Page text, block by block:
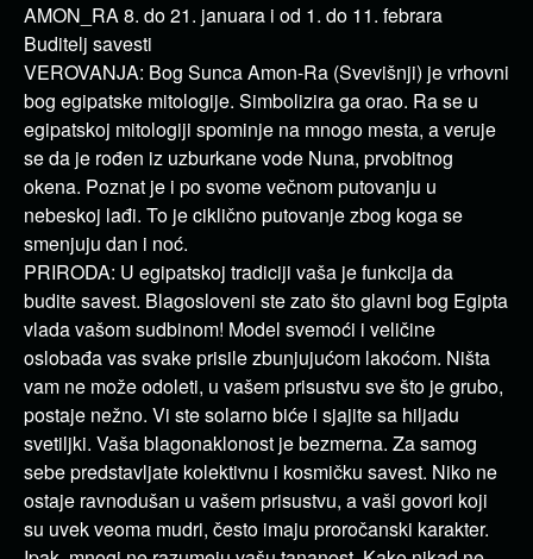
AMON_RA 8. do 21. januara i od 1. do 11. febrara
Buditelj savesti
VEROVANJA: Bog Sunca Amon-Ra (Svevišnji) je vrhovni
bog egipatske mitologije. Simbolizira ga orao. Ra se u
egipatskoj mitologiji spominje na mnogo mesta, a veruje
se da je rođen iz uzburkane vode Nuna, prvobitnog
okena. Poznat je i po svome večnom putovanju u
nebeskoj lađi. To je ciklično putovanje zbog koga se
smenjuju dan i noć.
PRIRODA: U egipatskoj tradiciji vaša je funkcija da
budite savest. Blagosloveni ste zato što glavni bog Egipta
vlada vašom sudbinom! Model svemoći i veličine
oslobađa vas svake prisile zbunjujućom lakoćom. Ništa
vam ne može odoleti, u vašem prisustvu sve što je grubo,
postaje nežno. Vi ste solarno biće i sjajite sa hiljadu
svetiljki. Vaša blagonaklonost je bezmerna. Za samog
sebe predstavljate kolektivnu i kosmičku savest. Niko ne
ostaje ravnodušan u vašem prisustvu, a vaši govori koji
su uvek veoma mudri, često imaju proročanski karakter.